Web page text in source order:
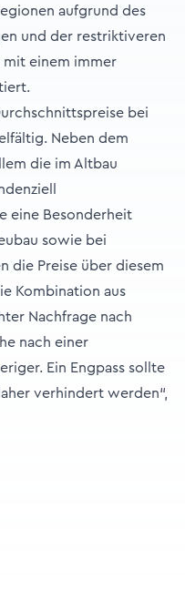
aufgrund des
und der restriktiveren
einem immer
bei
Neben dem
die im Altbau
eine Besonderheit
sowie bei
die Preise über diesem
Kombination aus
Nachfrage nach
nach einer
Ein Engpass sollte
verhindert werden“,